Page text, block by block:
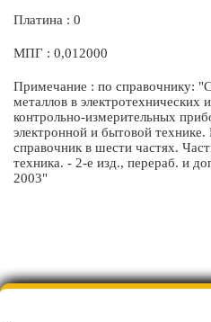
Платина : 0
МПГ : 0,012000
Примечание : по справочнику:
металлов в электротехнических
контрольно-измерительных
электронной и бытовой
справочник в шести частях.
техника. - 2-е изд., перераб. и
2003"